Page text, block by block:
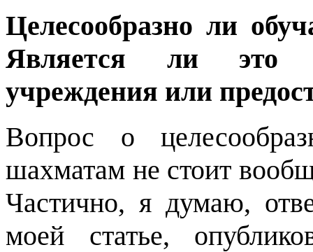
Целесообразно ли
Является ли это
учреждения или
Вопрос о
шахматам не стоит
Частично, я думаю,
моей статье,